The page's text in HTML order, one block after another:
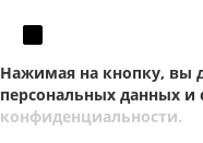
Нажимая на кнопку, вы
персональных данных и
конфиденциальности.